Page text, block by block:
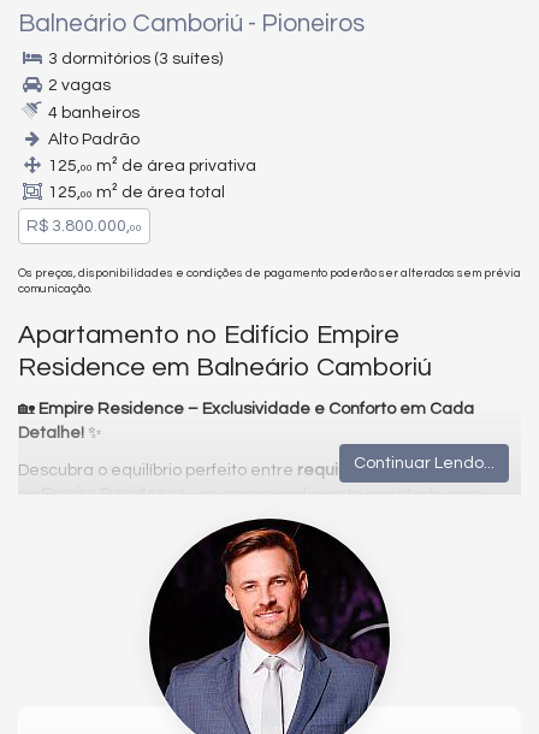
Balneário Camboriú - Pioneiros
3 dormitórios (3 suítes)
2 vagas
4 banheiros
Alto Padrão
125,00 m² de área privativa
125,00 m² de área total
R$ 3.800.000,00
Os preços, disponibilidades e condições de pagamento poderão ser alterados sem prévia
comunicação.
Apartamento no Edifício Empire
Residence em Balneário Camboriú
🏡 Empire Residence – Exclusividade e Conforto em Cada
Detalhe! ✨
Descubra o equilíbrio perfeito entre requinte e funcionalidade
Empire Residence
, um empreendimento projetado para
sofisticação e bem-estarem um só lugar.
Sem mobília – personalize e decore ao seu estilo!
Acabamentos premium e infraestrutura moderna
Qualidade de vida em um endereço desejado
Destaques do Apartamento:
3 Dormitórios | 3 Suítes🛏️
125m² de área privativa📐
Living integrado com ampla varanda 🌅
Continuar Lendo...